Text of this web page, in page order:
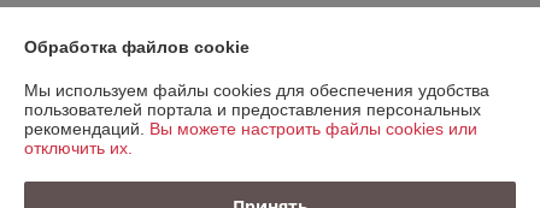
О нас
Контакты
Обработка файлов cookie
Мы используем файлы cookies для обеспечения удобства
пользователей портала и предоставления персональных
рекомендаций. Вы можете настроить файлы cookies или
отключить их.